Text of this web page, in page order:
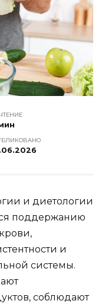
и диетологии
поддержанию
и
системы.
соблюдают